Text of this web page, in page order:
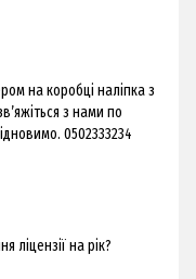
на коробці наліпка з
з нами по
0502333234
ліцензії на рік?